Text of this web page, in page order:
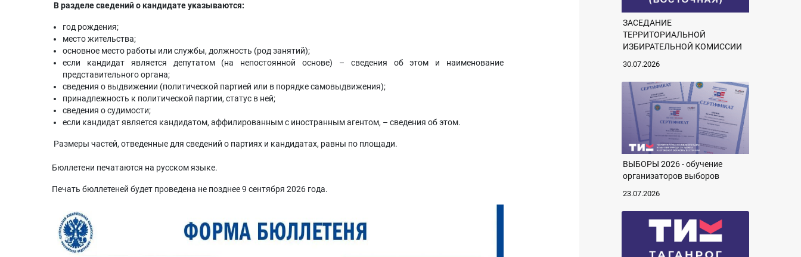
В разделе сведений о кандидате указываются:
год рождения;
место жительства;
основное место работы или службы, должность (род занятий);
если кандидат является депутатом (на непостоянной основе) – сведения об этом и наименование
представительного органа;
сведения о выдвижении (политической партией или в порядке самовыдвижения);
принадлежность к политической партии, статус в ней;
сведения о судимости;
если кандидат является кандидатом, аффилированным с иностранным агентом, – сведения об этом.
Размеры частей, отведенные для сведений о партиях и кандидатах, равны по площади.
Бюллетени печатаются на русском языке.
Печать бюллетеней будет проведена не позднее 9 сентября 2026 года.
ЗАСЕДАНИЕ
ТЕРРИТОРИАЛЬНОЙ
ИЗБИРАТЕЛЬНОЙ КОМИССИИ
30.07.2026
ВЫБОРЫ 2026 - обучение
организаторов выборов
23.07.2026